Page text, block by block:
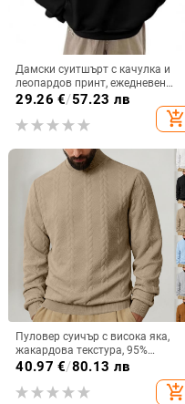
Дамски суитшърт с качулка и
леопардов принт, ежедневен
пуловер с дълъг ръкав
29.26 €/57.23 лв
add_shopping_cart
Пуловер суичър с висока яка,
жакардова текстура, 95%
полиестер, свободен силует,
40.97 €/80.13 лв
add_shopping_cart